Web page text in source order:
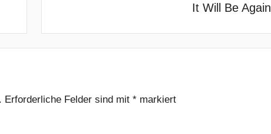
It Will Be Again
Erforderliche Felder sind mit * markiert